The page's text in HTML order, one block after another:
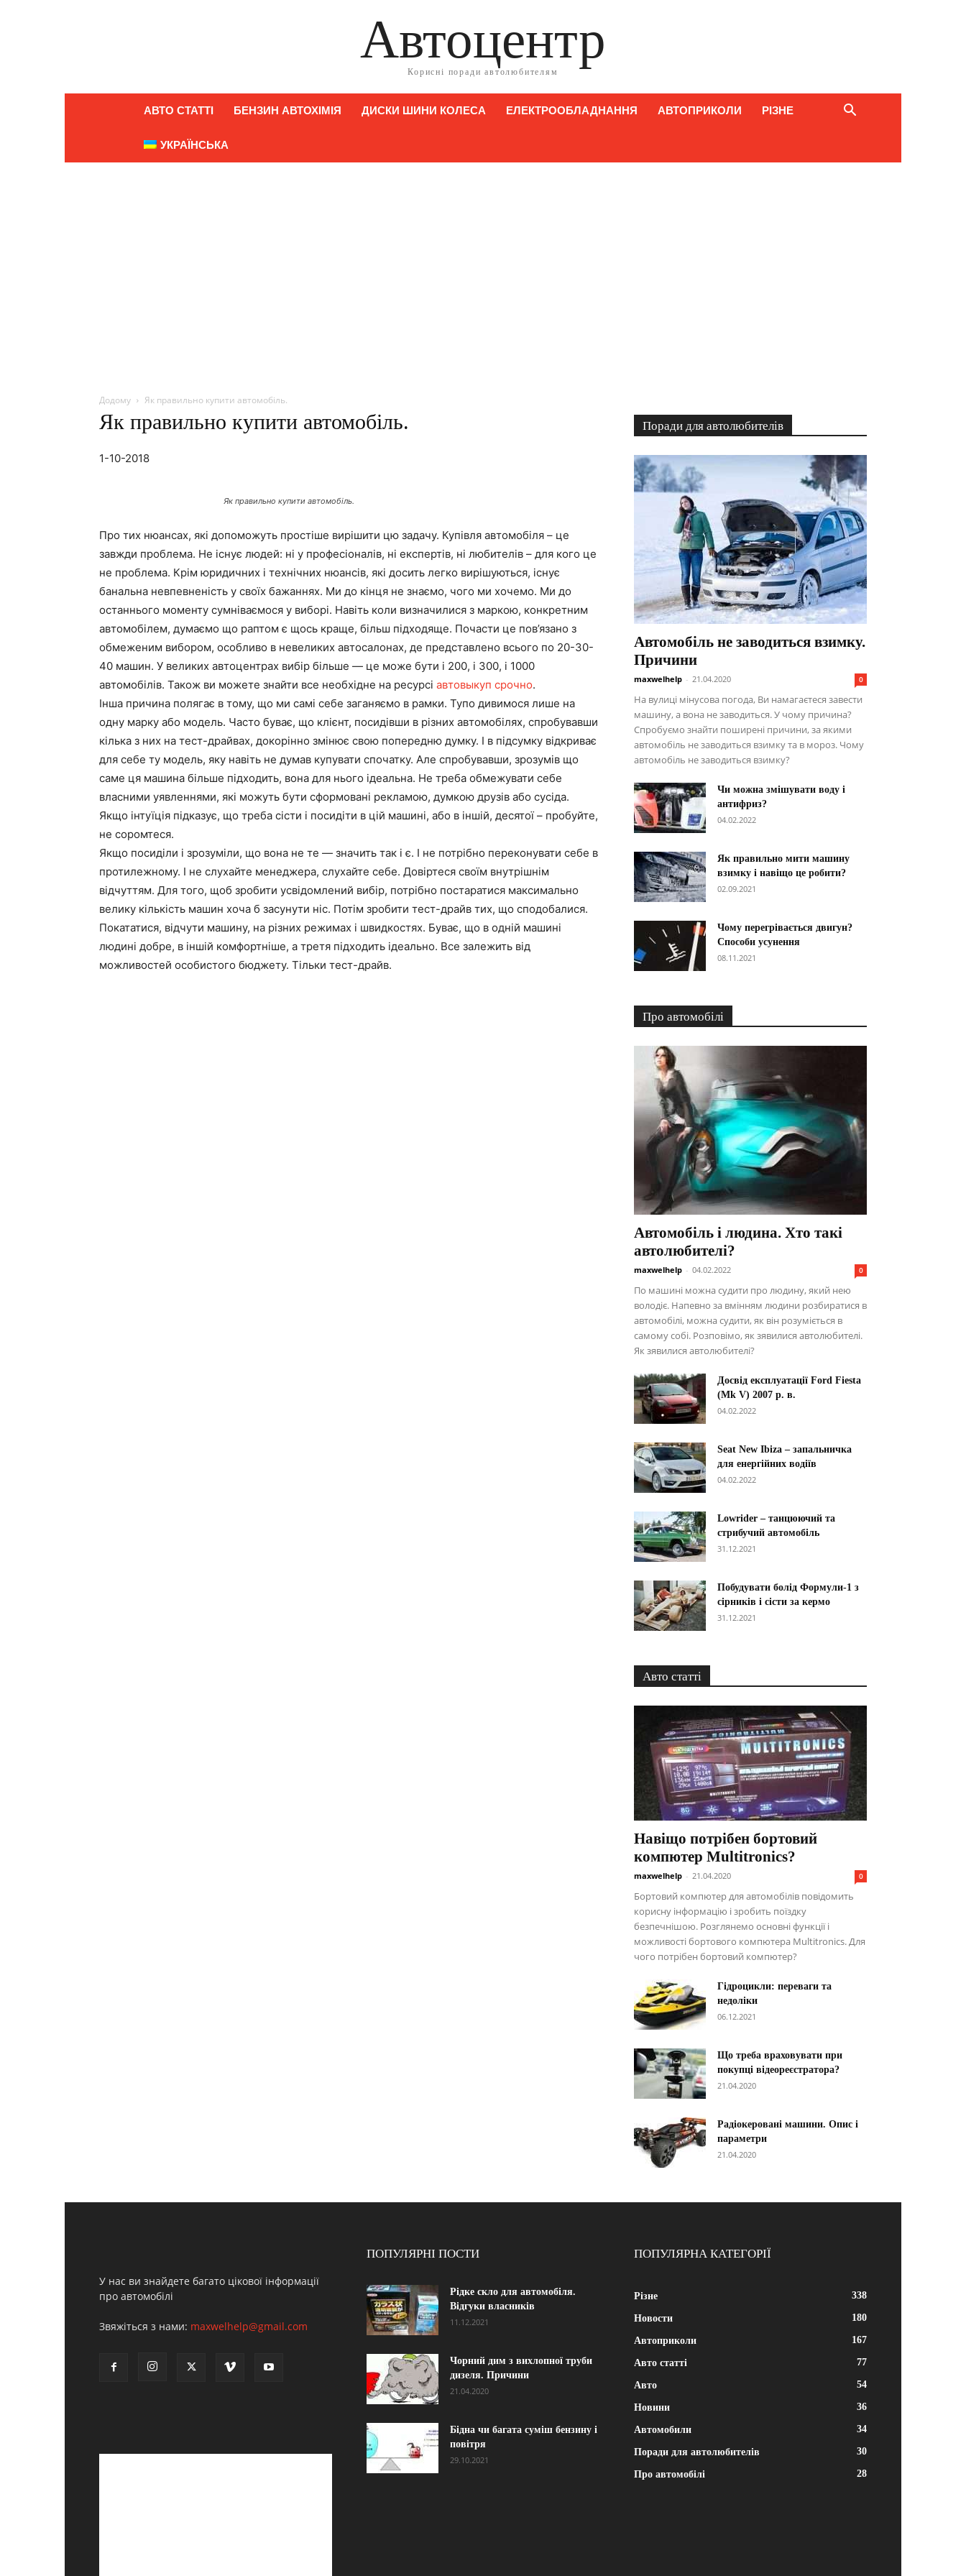
Автоцентр
Корисні поради автолюбителям
АВТО СТАТТІ БЕНЗИН АВТОХІМІЯ ДИСКИ ШИНИ КОЛЕСА ЕЛЕКТРООБЛАДНАННЯ АВТОПРИКОЛИ РІЗНЕ
УКРАЇНСЬКА
Додому Як правильно купити автомобіль.
Як правильно купити автомобіль.
1-10-2018
Як правильно купити автомобіль.
Про тих нюансах, які допоможуть простіше вирішити цю задачу. Купівля автомобіля – це
завжди проблема. Не існує людей: ні у професіоналів, ні експертів, ні любителів – для кого це
не проблема. Крім юридичних і технічних нюансів, які досить легко вирішуються, існує
банальна невпевненість у своїх бажаннях. Ми до кінця не знаємо, чого ми хочемо. Ми до
останнього моменту сумніваємося у виборі. Навіть коли визначилися з маркою, конкретним
автомобілем, думаємо що раптом є щось краще, більш підходяще. Почасти це пов’язано з
обмеженим вибором, особливо в невеликих автосалонах, де представлено всього по 20-30-
40 машин. У великих автоцентрах вибір більше — це може бути і 200, і 300, і 1000
автомобілів. Також ви можете знайти все необхідне на ресурсі автовыкуп срочно.
Інша причина полягає в тому, що ми самі себе заганяємо в рамки. Тупо дивимося лише на
одну марку або модель. Часто буває, що клієнт, посидівши в різних автомобілях, спробувавши
кілька з них на тест-драйвах, докорінно змінює свою попередню думку. І в підсумку відкриває
для себе ту модель, яку навіть не думав купувати спочатку. Але спробувавши, зрозумів що
саме ця машина більше підходить, вона для нього ідеальна. Не треба обмежувати себе
власними уявленнями, які можуть бути сформовані рекламою, думкою друзів або сусіда.
Якщо інтуїція підказує, що треба сісти і посидіти в цій машині, або в іншій, десятої – пробуйте,
не соромтеся.
Якщо посиділи і зрозуміли, що вона не те — значить так і є. І не потрібно переконувати себе в
протилежному. І не слухайте менеджера, слухайте себе. Довіртеся своїм внутрішнім
відчуттям. Для того, щоб зробити усвідомлений вибір, потрібно постаратися максимально
велику кількість машин хоча б засунути ніс. Потім зробити тест-драйв тих, що сподобалися.
Покататися, відчути машину, на різних режимах і швидкостях. Буває, що в одній машині
людині добре, в іншій комфортніше, а третя підходить ідеально. Все залежить від
можливостей особистого бюджету. Тільки тест-драйв.
Поради для автолюбителів
Автомобіль не заводиться взимку.
Причини
maxwelhelp - 21.04.2020 0
На вулиці мінусова погода, Ви намагаєтеся завести
машину, а вона не заводиться. У чому причина?
Спробуємо знайти поширені причини, за якими
автомобіль не заводиться взимку та в мороз. Чому
автомобіль не заводиться взимку?
Чи можна змішувати воду і
антифриз?
04.02.2022
Як правильно мити машину
взимку і навіщо це робити?
02.09.2021
Чому перегрівається двигун?
Способи усунення
08.11.2021
Про автомобілі
Автомобіль і людина. Хто такі
автолюбителі?
maxwelhelp - 04.02.2022 0
По машині можна судити про людину, який нею
володіє. Напевно за вмінням людини розбиратися в
автомобілі, можна судити, як він розуміється в
самому собі. Розповімо, як зявилися автолюбителі.
Як зявилися автолюбителі?
Досвід експлуатації Ford Fiesta
(Mk V) 2007 р. в.
04.02.2022
Seat New Ibiza – запальничка
для енергійних водіїв
04.02.2022
Lowrider – танцюючий та
стрибучий автомобіль
31.12.2021
Побудувати болід Формули-1 з
сірників і сісти за кермо
31.12.2021
Авто статті
Навіщо потрібен бортовий
компютер Multitronics?
maxwelhelp - 21.04.2020 0
Бортовий компютер для автомобілів повідомить
корисну інформацію і зробить поїздку
безпечнішою. Розглянемо основні функції і
можливості бортового компютера Multitronics. Для
чого потрібен бортовий компютер?
Гідроцикли: переваги та
недоліки
06.12.2021
Що треба враховувати при
покупці відеореєстратора?
21.04.2020
Радіокеровані машини. Опис і
параметри
21.04.2020
У нас ви знайдете багато цікової інформації
про автомобілі
Звяжіться з нами: maxwelhelp@gmail.com
ПОПУЛЯРНІ ПОСТИ
Рідке скло для автомобіля.
Відгуки власників
11.12.2021
Чорний дим з вихлопної труби
дизеля. Причини
21.04.2020
Бідна чи багата суміш бензину і
повітря
29.10.2021
ПОПУЛЯРНА КАТЕГОРІЇ
Різне 338
Новости 180
Автоприколи 167
Авто статті 77
Авто 54
Новини 36
Автомобили 34
Поради для автолюбителів 30
Про автомобілі 28